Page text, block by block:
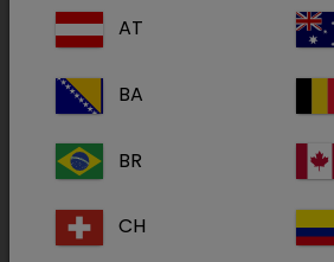
portare a infezioni cutanee da
opportunistici quali la
AT
BA
BR
CH